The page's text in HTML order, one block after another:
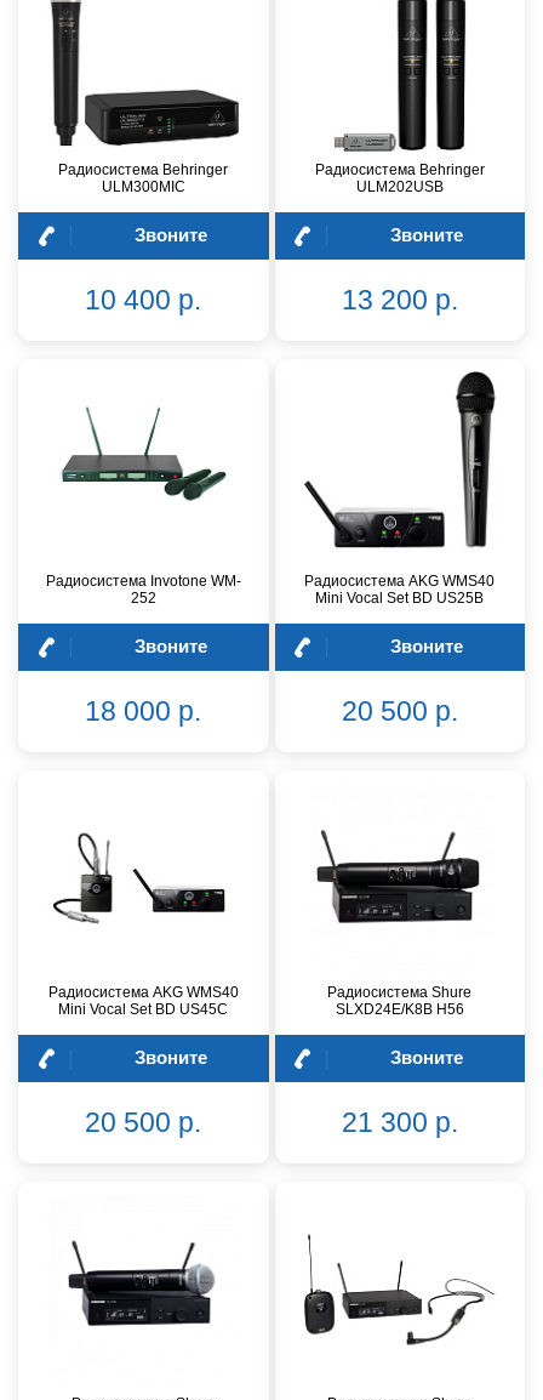
Радиосистема Behringer
ULM300MIC
Звоните
10 400 р.
Радиосистема Behringer
ULM202USB
Звоните
13 200 р.
Радиосистема Invotone WM-
252
Звоните
18 000 р.
Радиосистема AKG WMS40
Mini Vocal Set BD US25B
Звоните
20 500 р.
Радиосистема AKG WMS40
Mini Vocal Set BD US45C
Звоните
20 500 р.
Радиосистема Shure
SLXD24E/K8B H56
Звоните
21 300 р.